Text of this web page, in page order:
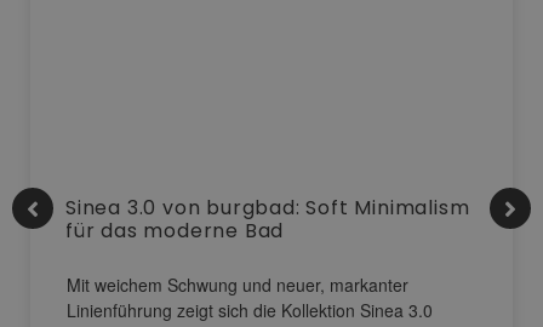
Sinea 3.0 von burgbad: Soft Minimalism
für das moderne Bad
Mit weichem Schwung und neuer, markanter
Linienführung zeigt sich die Kollektion Sinea 3.0